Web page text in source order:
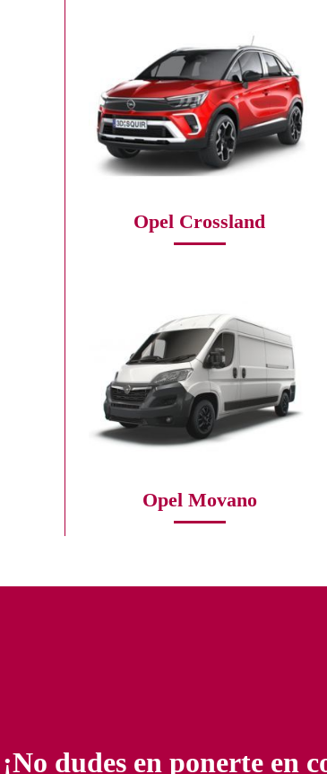
Opel Crossland
Opel Movano
¡No dudes en ponerte en